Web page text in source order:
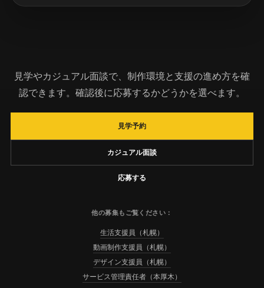
見学やカジュアル面談で、制作環境と支援の進め方を確
認できます。確認後に応募するかどうかを選べます。
見学予約
カジュアル面談
応募する
他の募集もご覧ください：
生活支援員（札幌）
動画制作支援員（札幌）
デザイン支援員（札幌）
サービス管理責任者（本厚木）